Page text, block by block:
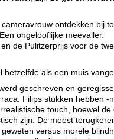
ontdekken bij
ongelooflijke meevaller.
de Pulitzerprijs voor de
hetzelfde als een muis
geschreven en
Filips stukken hebben -
touch, hoewel
zijn. De meest
versus morele